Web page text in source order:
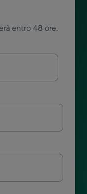
entro 48 ore.